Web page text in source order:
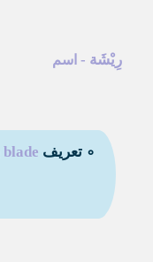
رِيْشَة - اسم
∘ تعريف blade